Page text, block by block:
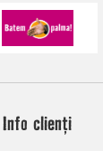
Info clienți